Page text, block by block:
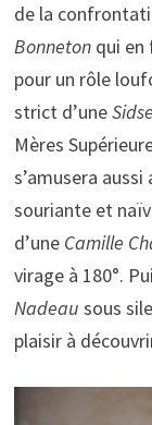
de la
Bonnetonqui en
pour un rôle
strict d’une
Mères
s’amusera aussi
souriante et
d’une Camille
virage à 180°.
Nadeau sous
plaisir à